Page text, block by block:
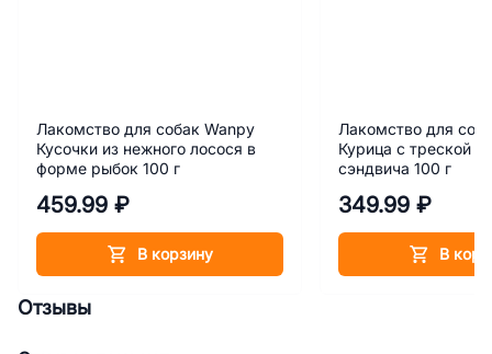
Лакомство для собак Wanpy
Кусочки из нежного лосося в
форме рыбок 100 г
459.99 ₽
В корзину
Лакомство для
Курица с треской
сэндвича 100 г
349.99 ₽
В
Отзывы